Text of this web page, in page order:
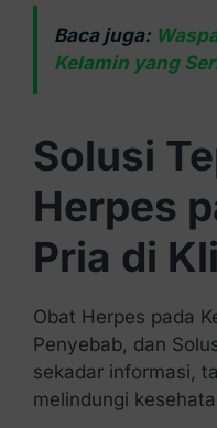
Baca juga:
Kelamin yang
Solusi
Herpes
Pria di
Obat Herpes pada
Penyebab, dan
sekadar informasi,
melindungi